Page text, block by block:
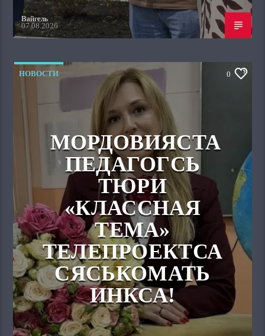
Вайгель
07.08.2026
НОВОСТИ 0
МОРДОВИЯСТА
ПЕДАГОГСЬ
ТЮРИ
«КЛАССНАЯ
ТЕМА»
ТЕЛЕПРОЕКТСА
СЯСЬКОМАТЬ
ИНКСА!